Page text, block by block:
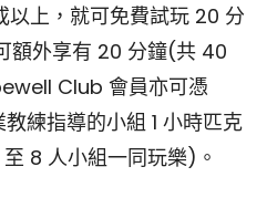
以上，就可免費試玩 20 分
額外享有 20 分鐘(共 40
Club 會員亦可憑
練指導的小組 1 小時匹克
8 人小組一同玩樂)。